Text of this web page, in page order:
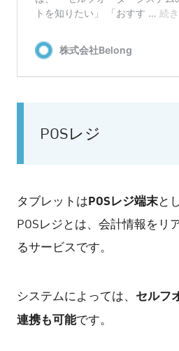
POSレジ
タブレットはPOSレジ端末と
POSレジとは、会計情報をリ
るサービスです。
システムによっては、 セルフ
連携も可能です。